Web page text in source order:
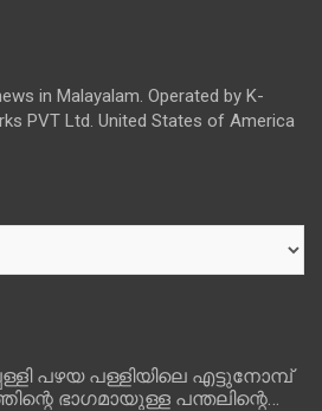
20 വിട്ടു
in Malayalam. Operated by K-
PVT Ltd. United States of America
പഴയ പള്ളിയിലെ എട്ടുനോമ്പ്
ഭാഗമായുള്ള പന്തലിന്റെ